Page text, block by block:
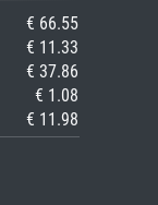
€ 66.55
€ 11.33
€ 37.86
€ 1.08
€ 11.98